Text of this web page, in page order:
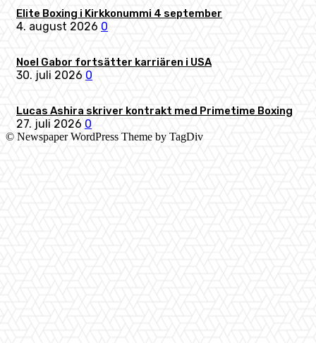
Elite Boxing i Kirkkonummi 4 september
4. august 2026 0
Noel Gabor fortsätter karriären i USA
30. juli 2026 0
Lucas Ashira skriver kontrakt med Primetime Boxing
27. juli 2026 0
© Newspaper WordPress Theme by TagDiv